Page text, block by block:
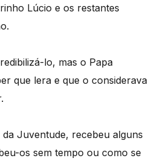
Lúcio e os restantes
lo, mas o Papa
que lera e que o considerava
Juventude, recebeu alguns
os sem tempo ou como se